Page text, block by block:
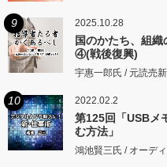
9 2025.10.28
国のかたち、組
④(戦後復興)
宇惠一郎氏 / 元読売
10 2022.02.2
第125回「USBメ
む方法」
鴻池賢三氏 / オーデ